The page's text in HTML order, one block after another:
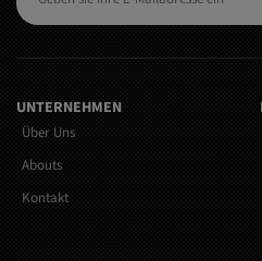
UNTERNEHMEN
Über Uns
Abouts
Kontakt